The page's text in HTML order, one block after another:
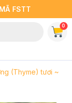
FSTT
0
(Thyme) tươi ~